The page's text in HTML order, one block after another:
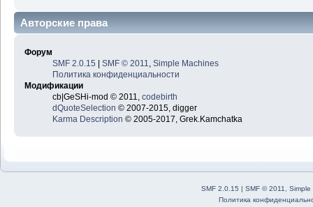
Авторские права
Форум
SMF 2.0.15 | SMF © 2011
Simple Machines
Политика конфиденциальности
Модификации
cb|GeSHi-mod © 2011, codebirth
dQuoteSelection © 2007-2015, digger
Karma Description © 2005-2017, Grek.Kamchatka
SMF 2.0.15 | SMF © 2011
Simple
Политика